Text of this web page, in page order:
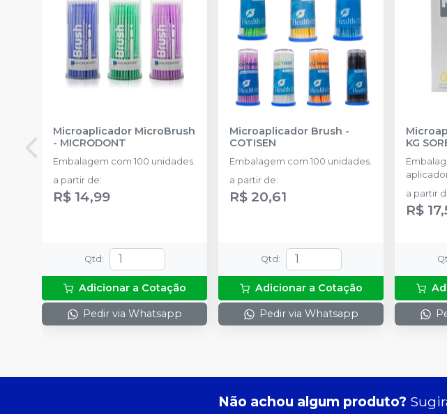
Microaplicador MicroBrush
- MICRODONT
Embalagem com 100 unidades.
a partir de:
R$ 14,99
Qtd :
Adicionar a Cotação
Pedir via Whatsapp
Microaplicador Brush -
COTISEN
Embalagem com 100 unidades.
a partir de:
R$ 20,61
Qtd :
Adicionar a Cotação
Pedir via Whatsapp
KG
a partir
R$
Não achou algum produto?